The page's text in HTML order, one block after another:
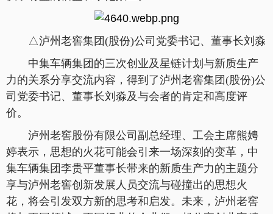
△泸州老窖集团(股份)公司党委书记、董事长刘淼
中集车辆集团的三次创业及星链计划与新质生产
力的关系分享交流内容，得到了泸州老窖集团(股份)公
司党委书记、董事长刘淼及与会者的肯定和高度评
价。
泸州老窖股份有限公司副总经理、工会主席熊娉
婷表示，思想的火花可能会引来一场深刻的变革，中
集车辆集团李贵平董事长带来的新质生产力的主题分
享与泸州老窖创新发展人员交流与碰撞出的思想火
花，将会引发双方新的思考和启发。未来，泸州老窖